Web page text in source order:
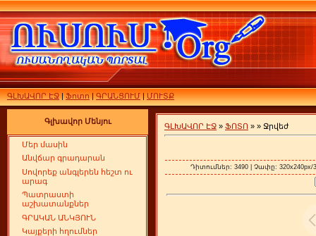
ԳԼԽԱՎՈՐ ԷՋ|Ֆոտո|ԳՐԱՆՑՈՒՄ|ՄՈՒՏՔ
Գլխավոր Մենյու
Մեր մասին
Անվճար գրադարան
Սովորեք անգլերեն հեշտ ու
արագ
Պատրաստի
աշխատանքներ
ԳՐԱԿԱՆ ԱՆԿՅՈՒՆ
Կայքերի հղումներ
ԳԼԽԱՎՈՐ ԷՋ » ՖՈՏՈ » » Ջրվեժ
Դիտումներ: 3490 | Չափը: